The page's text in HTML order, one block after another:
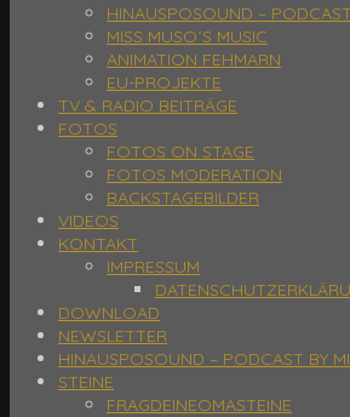
HINAUSPOSOUND –
MISS MUSO´S MUSIC
ANIMATION FEHMARN
EU-PROJEKTE
TV & RADIO BEITRÄGE
FOTOS
FOTOS ON STAGE
FOTOS MODERATION
BACKSTAGEBILDER
VIDEOS
KONTAKT
IMPRESSUM
DOWNLOAD
NEWSLETTER
HINAUSPOSOUND – PODCAST BY
STEINE
FRAGDEINEOMASTEINE